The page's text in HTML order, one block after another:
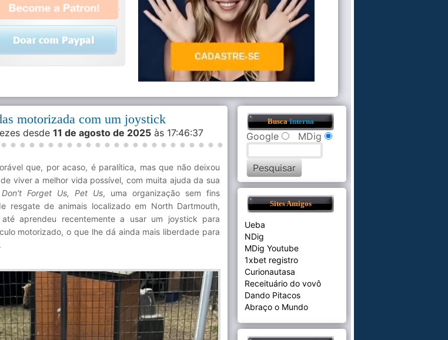
.
motorizada com um joystick
desde 11 de agosto de 2025 às 17:46:37
que, por acaso, é paralítica, mas que não deixou
viver a melhor vida possível, com muita ajuda da sua
Don't Forget Us, Pet Us, uma organização sem fins
resgate de animais localizado em North Dartmouth,
até aprendeu recentemente a usar um joystick para
motorizado, o que lhe dá ainda mais liberdade para
BuscaInterna
Google MDig
Sites Amigos
Ueba
NDig
MDig Youtube
1xbet registro
Curionautasa
Receituário do vovô
Dando Pitacos
Abraço o Mundo